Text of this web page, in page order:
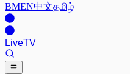
BMEN中文தமிழ்
LiveTV